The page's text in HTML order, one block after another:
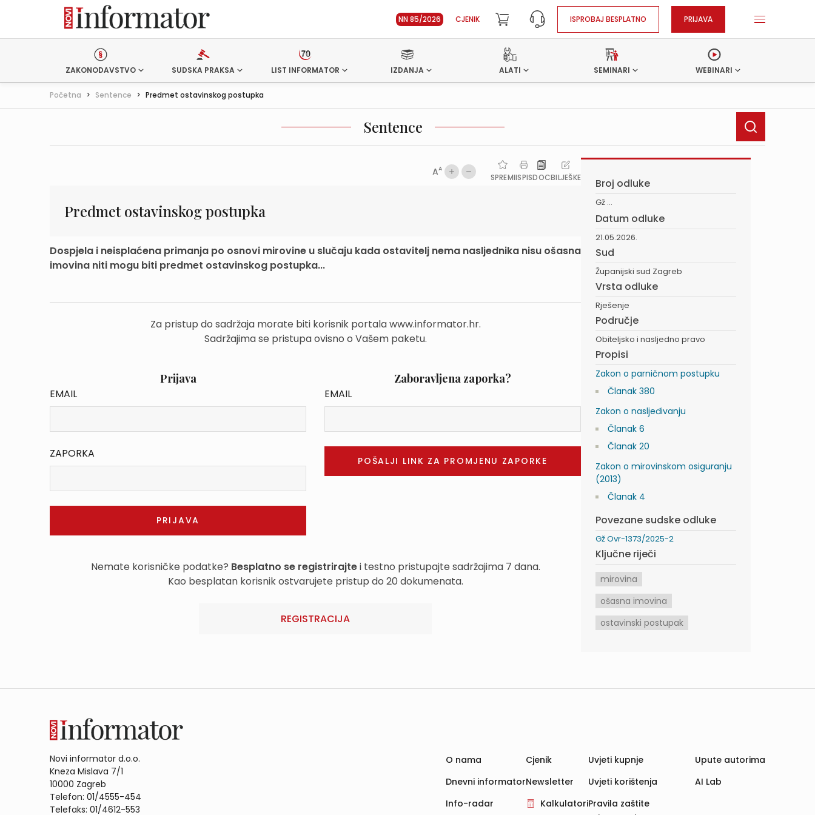
NN 85/2026 CJENIK ISPROBAJ BESPLATNO PRIJAVA
ZAKONODAVSTVO SUDSKA PRAKSA LIST INFORMATOR IZDANJA ALATI SEMINARI WEBINARI
Početna > Sentence > Predmet ostavinskog postupka
Sentence
AA
SPREMIISPISDOCBILJEŠKE
Predmet ostavinskog postupka
Dospjela i neisplaćena primanja po osnovi mirovine u slučaju kada ostavitelj nema nasljednika nisu ošasna
imovina niti mogu biti predmet ostavinskog postupka...
Za pristup do sadržaja morate biti korisnik portala www.informator.hr.
Sadržajima se pristupa ovisno o Vašem paketu.
Prijava
EMAIL
ZAPORKA
Zaboravljena zaporka?
EMAIL
Nemate korisničke podatke? Besplatno se registrirajtei testno pristupajte sadržajima 7 dana.
Kao besplatan korisnik ostvarujete pristup do 20 dokumenata.
REGISTRACIJA
Broj odluke
Gž ...
Datum odluke
21.05.2026.
Sud
Županijski sud Zagreb
Vrsta odluke
Rješenje
Područje
Obiteljsko i nasljedno pravo
Propisi
Zakon o parničnom postupku
Članak 380
Zakon o nasljeđivanju
Članak 6
Članak 20
Zakon o mirovinskom osiguranju
(2013)
Članak 4
Povezane sudske odluke
Gž Ovr-1373/2025-2
Ključne riječi
mirovina
ošasna imovina
ostavinski postupak
Novi informator d.o.o.
Kneza Mislava 7/1
10000 Zagreb
Telefon: 01/4555-454
Telefaks: 01/4612-553
O nama
Dnevni informator
Info-radar
Cjenik
Newsletter
Kalkulatori
Uvjeti kupnje
Uvjeti korištenja
Pravila zaštite
Upute autorima
AI Lab